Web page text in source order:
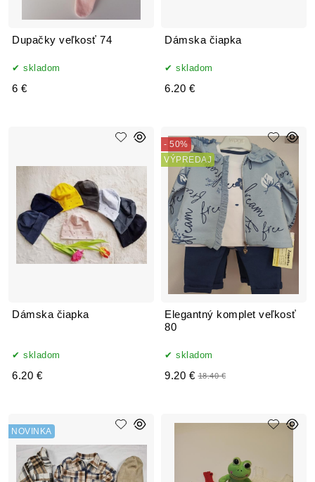
Dupačky veľkosť 74
skladom
6 €
Dámska čiapka
skladom
6.20 €
Dámska čiapka
skladom
6.20 €
Elegantný komplet veľkosť
80
- 50%
VÝPREDAJ
skladom
9.20 € 18.40 €
NOVINKA